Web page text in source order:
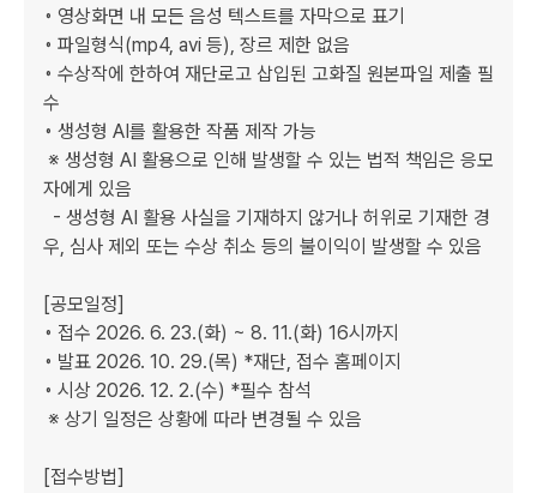
◦ 영상화면 내 모든 음성 텍스트를 자막으로 표기
◦ 파일형식(mp4, avi 등), 장르 제한 없음
◦ 수상작에 한하여 재단로고 삽입된 고화질 원본파일 제출 필
수
◦ 생성형 AI를 활용한 작품 제작 가능
자에게 있음
우, 심사 제외 또는 수상 취소 등의 불이익이 발생할 수 있음
[공모일정]
◦ 접수 2026. 6. 23.(화) ~ 8. 11.(화) 16시까지
◦ 발표 2026. 10. 29.(목) *재단, 접수 홈페이지
◦ 시상 2026. 12. 2.(수) *필수 참석
[접수방법]